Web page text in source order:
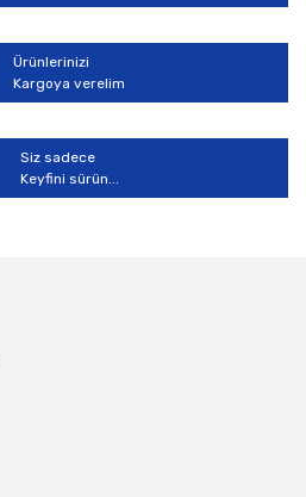
Gönder
Ürünlerinizi
Kargoya verelim
Siz sadece
Keyfini sürün...